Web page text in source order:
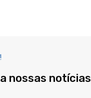
nossas notícias